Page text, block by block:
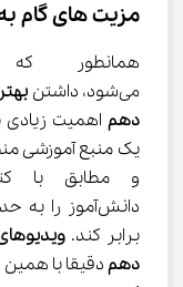
مزیت‌ های گام ‌به‌ گام تصویری آی نو
می‌شود، داشتن
دهم
دانش‌آموز را
برابر کند.
دهم